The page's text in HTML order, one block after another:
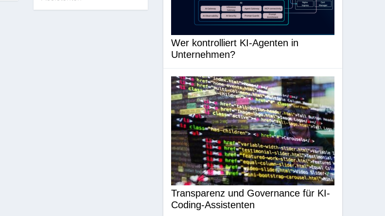
Wer kontrolliert KI-Agenten in
Unternehmen?
Transparenz und Governance für KI-
Coding-Assistenten